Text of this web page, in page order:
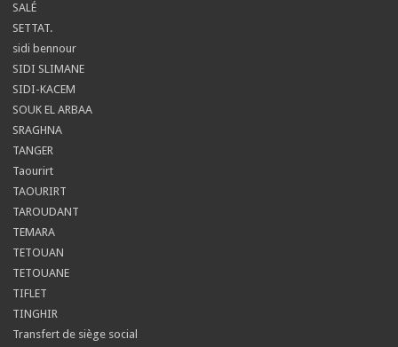
SALÉ
SETTAT.
sidi bennour
SIDI SLIMANE
SIDI-KACEM
SOUK EL ARBAA
SRAGHNA
TANGER
Taourirt
TAOURIRT
TAROUDANT
TEMARA
TETOUAN
TETOUANE
TIFLET
TINGHIR
Transfert de siège social